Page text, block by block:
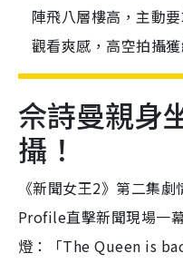
陣飛八層樓高，主動
觀看爽感，高空拍攝
佘詩曼親身
攝！
《新聞女王2》第二集
Profile直擊新聞現場一
燈：「The Queen is